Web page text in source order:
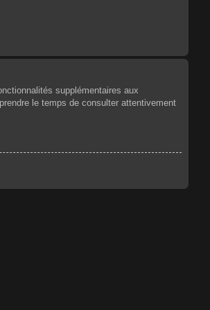
supplémentaires aux
le temps de consulter attentivement